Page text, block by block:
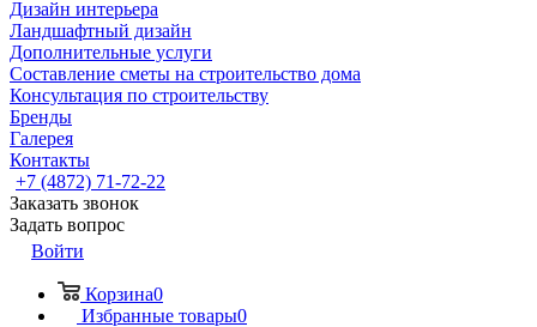
Дизайн интерьера
Ландшафтный дизайн
Дополнительные услуги
Составление сметы на строительство дома
Консультация по строительству
Бренды
Галерея
Контакты
+7 (4872) 71-72-22
Заказать звонок
Задать вопрос
Войти
Корзина0
Избранные товары0